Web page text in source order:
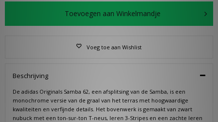
Toevoegen aan Winkelmandje
Voeg toe aan Wishlist
Beschrijving
De adidas Originals Samba 62, een afsplitsing van de Samba, is een
monochrome versie van de graal van het terras met hoogwaardige
kwaliteiten en verfijnde details. Het bovenwerk is gemaakt van zwart
nubuck met een ton-sur-ton T-neus, leren 3-Stripes en een zachte leren